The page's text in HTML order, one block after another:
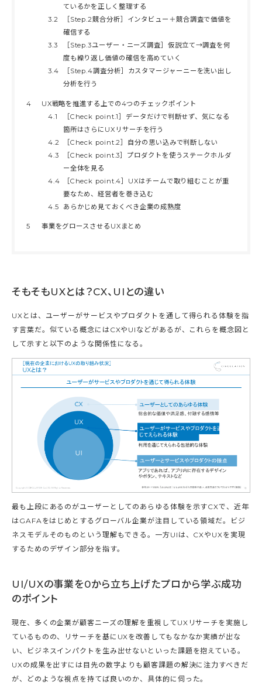
ているかを正しく整理する
3.2
［Step.2競合分析］インタビュー＋競合調査で価値を
確信する
3.3
［Step.3ユーザー・ニーズ調査］仮説立て→調査を何
度も繰り返し価値の確信を高めていく
3.4
［Step.4調査分析］カスタマージャーニーを洗い出し
分析を行う
4
UX戦略を推進する上での4つのチェックポイント
4.1
［Check point.1］データだけで判断せず、気になる
箇所はさらにUXリサーチを行う
4.2
［Check point.2］自分の思い込みで判断しない
4.3
［Check point.3］プロダクトを使うステークホルダ
ー全体を見る
4.4
［Check point.4］UXはチームで取り組むことが重
要なため、経営者を巻き込む
4.5
あらかじめ見ておくべき企業の成熟度
5 事業をグロースさせるUXまとめ
そもそもUXとは？CX、UIとの違い
UXとは、ユーザーがサービスやプロダクトを通して得られる体験を指
す言葉だ。似ている概念にはCXやUIなどがあるが、これらを概念図と
して示すと以下のような関係性になる。
最も上段にあるのがユーザーとしてのあらゆる体験を示すCXで、近年
はGAFAをはじめとするグローバル企業が注目している領域だ。ビジ
ネスモデルそのものという理解もできる。一方UIは、CXやUXを実現
するためのデザイン部分を指す。
UI/UXの事業を0から立ち上げたプロから学ぶ成功
のポイント
現在、多くの企業が顧客ニーズの理解を重視してUXリサーチを実施し
ているものの、リサーチを基にUXを改善してもなかなか実績が出な
い、ビジネスインパクトを生み出せないといった課題を抱えている。
UXの成果を出すには目先の数字よりも顧客課題の解決に注力すべきだ
が、どのような視点を持てば良いのか、具体的に伺った。